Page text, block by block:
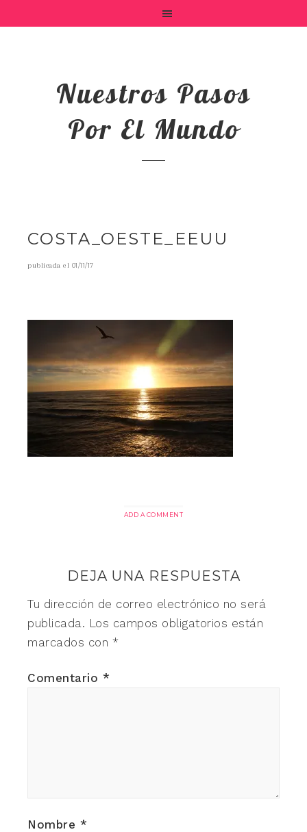
Nuestros Pasos
Por El Mundo
COSTA_OESTE_EEUU
publicada el 01/11/17
ADD A COMMENT
DEJA UNA RESPUESTA
Tu dirección de correo electrónico no será
publicada. Los campos obligatorios están
marcados con *
Comentario *
Nombre *